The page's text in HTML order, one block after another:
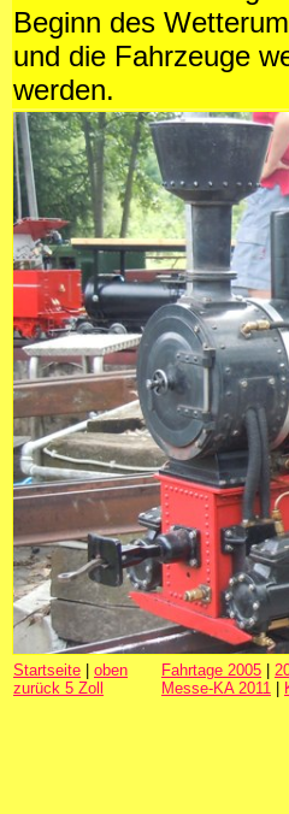
Beginn des
und die Fahrzeuge
werden.
Startseite
oben
zurück 5 Zoll
Fahrtage 2005
Messe-KA 2011